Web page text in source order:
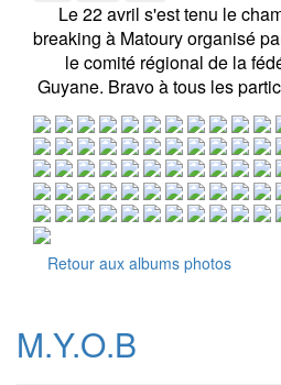
Le 22 avril s'est tenu le
breaking à Matoury organisé
le comité régional de la
Guyane. Bravo à tous les
Retour aux albums photos
M.Y.O.B